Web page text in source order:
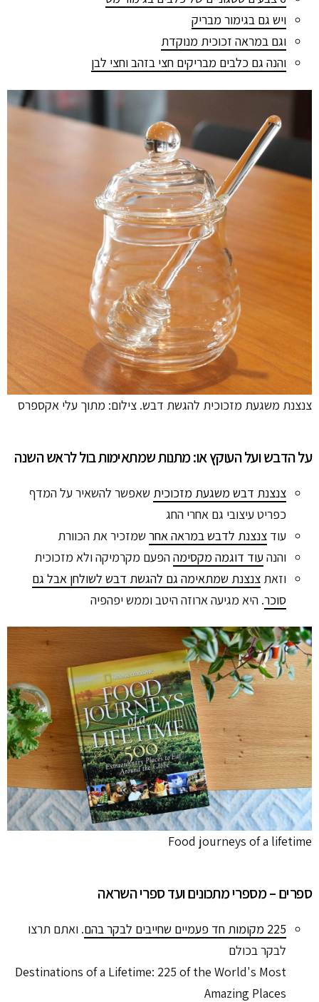
ויש גם בגימור מבריק
וגם במראה זכוכית מנוקדת
והנה גם כלבים מבריקים חצי בזהב וחצי לבן
צנצנת משגעת מזכוכית להגשת דבש. צילום: מתוך עלי אקספרס
על הדבש ועל העוקץ או: מתנות שמתאימות בול לראש השנה
צנצנת דבש משגעת מזכוכית שאפשר להשאיר על המדף
כפריט עיצובי גם אחרי החג
עוד צנצנת לדבש במראה אחר שמזכיר את הכוורת
והנה עוד דוגמה מקסימההפעם מקרמיקה ולא מזכוכית
וזאת צנצנת שמתאימה גם להגשת דבש לשולחן אבל גם
סוכר. היא מגיעה ארוזה היטב וממש יפהפיה
Food journeys of a lifetime
ספרים – מספרי מתכונים ועד ספרי השראה
225 מקומות חד פעמיים שחייבים לבקר בהם
. ואתם תרצו
לבקר בכולם
Destinations of a Lifetime: 225 of the World's Most
Amazing Places